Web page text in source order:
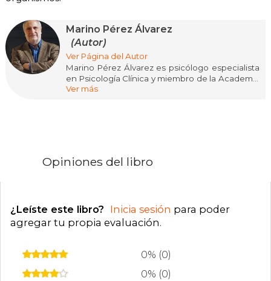
Marino Pérez Álvarez
(Autor)
Ver Página del Autor
Marino Pérez Álvarez es psicólogo especialista
en Psicología Clínica y miembro de la Academia
de Psicología de España, y ha sido Catedrático
Deusto El individuo flotante (2023) y, junto a José
Ver más
Opiniones del libro
¿Leíste este libro? Inicia sesión para poder
agregar tu propia evaluación.
0% (0)
0% (0)